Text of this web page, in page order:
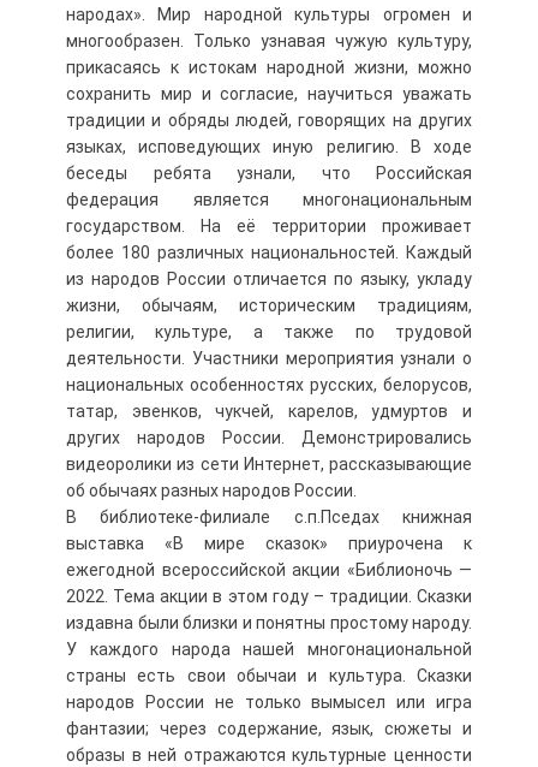
народах». Мир народной культуры огромен и
многообразен. Только узнавая чужую культуру,
прикасаясь к истокам народной жизни, можно
сохранить мир и согласие, научиться уважать
традиции и обряды людей, говорящих на других
языках, исповедующих иную религию. В ходе
беседы ребята узнали, что Российская
федерация является многонациональным
государством. На её территории проживает
более 180 различных национальностей. Каждый
из народов России отличается по языку, укладу
жизни, обычаям, историческим традициям,
религии, культуре, а также по трудовой
деятельности. Участники мероприятия узнали о
национальных особенностях русских, белорусов,
татар, эвенков, чукчей, карелов, удмуртов и
других народов России. Демонстрировались
видеоролики из сети Интернет, рассказывающие
об обычаях разных народов России.
В библиотеке-филиале с.п.Пседах книжная
выставка «В мире сказок» приурочена к
ежегодной всероссийской акции «Библионочь —
2022. Тема акции в этом году – традиции. Сказки
издавна были близки и понятны простому народу.
У каждого народа нашей многонациональной
страны есть свои обычаи и культура. Сказки
народов России не только вымысел или игра
фантазии; через содержание, язык, сюжеты и
образы в ней отражаются культурные ценности